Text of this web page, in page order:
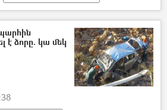
է ձորը. կա մեկ